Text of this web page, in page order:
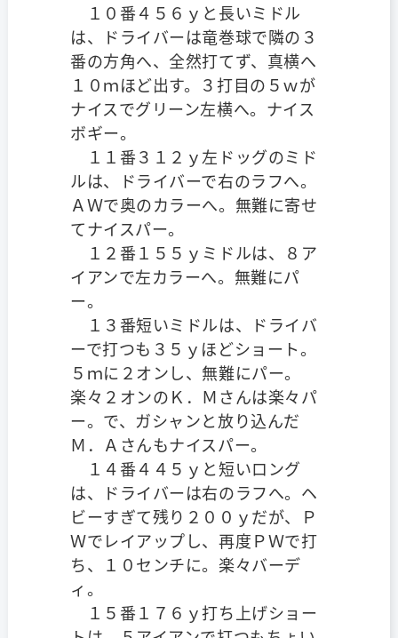
１０番４５６ｙと長いミドル
は、ドライバーは竜巻球で隣の３
番の方角へ、全然打てず、真横へ
１０ｍほど出す。３打目の５ｗが
ナイスでグリーン左横へ。ナイス
ボギー。
１１番３１２ｙ左ドッグのミド
ルは、ドライバーで右のラフへ。
ＡＷで奥のカラーへ。無難に寄せ
てナイスパー。
１２番１５５ｙミドルは、８ア
イアンで左カラーへ。無難にパ
ー。
１３番短いミドルは、ドライバ
ーで打つも３５ｙほどショート。
５ｍに２オンし、無難にパー。
楽々２オンのＫ．Ｍさんは楽々パ
ー。で、ガシャンと放り込んだ
Ｍ．Ａさんもナイスパー。
１４番４４５ｙと短いロング
は、ドライバーは右のラフへ。ヘ
ビーすぎて残り２００ｙだが、Ｐ
Ｗでレイアップし、再度ＰＷで打
ち、１０センチに。楽々バーデ
ィ。
１５番１７６ｙ打ち上げショー